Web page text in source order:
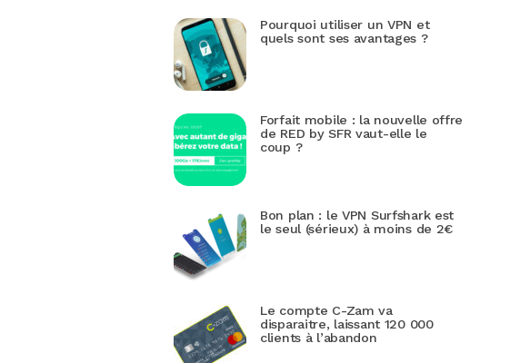
Pourquoi utiliser un VPN et
quels sont ses avantages ?
Forfait mobile : la nouvelle offre
de RED by SFR vaut-elle le
coup ?
Bon plan : le VPN Surfshark est
le seul (sérieux) à moins de 2€
Le compte C-Zam va
disparaitre, laissant 120 000
clients à l’abandon